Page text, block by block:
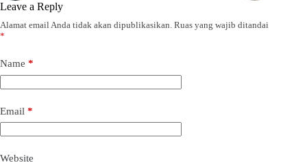
Leave a Reply
Alamat email Anda tidak akan dipublikasikan. Ruas yang wajib ditandai
*
Name *
Email *
Website